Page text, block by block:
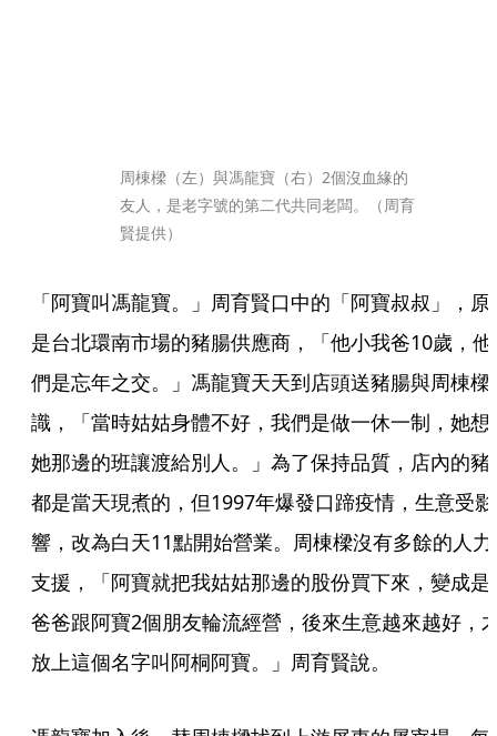
周棟樑（左）與馮龍寶（右）2個沒血緣的
友人，是老字號的第二代共同老闆。（周育
賢提供）
「阿寶叫馮龍寶。」周育賢口中的「阿寶叔叔」，原
是台北環南市場的豬腸供應商，「他小我爸10歲，他
們是忘年之交。」馮龍寶天天到店頭送豬腸與周棟樑
識，「當時姑姑身體不好，我們是做一休一制，她想
她那邊的班讓渡給別人。」為了保持品質，店內的豬
都是當天現煮的，但1997年爆發口蹄疫情，生意受影
響，改為白天11點開始營業。周棟樑沒有多餘的人力
支援，「阿寶就把我姑姑那邊的股份買下來，變成是
爸爸跟阿寶2個朋友輪流經營，後來生意越來越好，
放上這個名字叫阿桐阿寶。」周育賢說。